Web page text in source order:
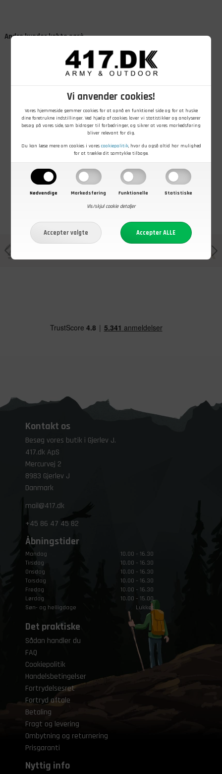
Vi anvender cookies!
Vores hjemmeside gemmer cookies for at opnå en funktionel side og for at huske
dine foretrukne indstillinger. Ved hjælp af cookies laver vi statistikker og analyserer
besøg på vores side, som bidrager til forbedringer, og sikrer at vores markedsføring
bliver relevant for dig.
Du kan læse mere om cookies i vores cookiepolitik, hvor du også altid har mulighed
for at trække dit samtykke tilbage.
Nødvendige Markedsføring Funktionelle
Statistiske
Vis/skjul cookie detaljer
Andre kunder købte også
199,00DKK
undertrøje, Høj
79,00 DKK
Militær
M/58, Jens Lyn,
Brugt, M
På lager - Køb nu
149,00DKK
Kontakt os
Besøg vores butik i Gjerlev J.
417.dk ApS
Mercurvej 2
8983 Gjerlev J
Danmark
mail@417.dk
+45 86 47 45 82
Åbningstider
Mandag
10.00 – 16.30
Tirsdag
10.00 – 16.30
Onsdag
10.00 – 16.30
Torsdag
10.00 – 16.30
Fredag
10.00 – 16.30
Lørdag
10.00 – 15.00
Søn- og helligdage
Lukket
Det praktiske
Sådan handler du
FAQ
Cookiepolitik
Handelsbetingelser
Fortrydelsesret
Fortryd aftale
Betaling
Fragt og levering
Ombytning og returnering
Prisgaranti
Nyttig info